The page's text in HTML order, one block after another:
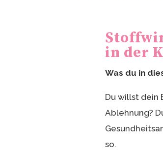
in der
Was du in
Du willst dein
Ablehnung?
so.